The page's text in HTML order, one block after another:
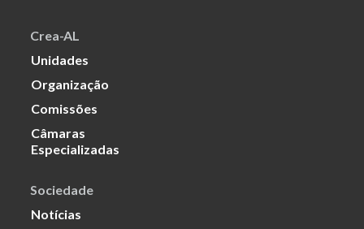
Crea-AL
Unidades
Organização
Comissões
Câmaras
Especializadas
Sociedade
Notícias